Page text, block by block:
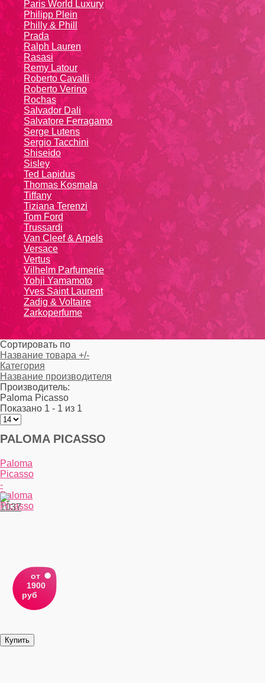
Paris World Luxury
Philipp Plein
Philly & Phill
Prada
Ralph Lauren
Rasasi
Remy Latour
Roberto Cavalli
Roberto Verino
Rochas
Salvador Dali
Salvatore Ferragamo
Serge Lutens
Sergio Tacchini
Shiseido
Sisley
Ted Lapidus
Thomas Kosmala
Tiffany
Tiziana Terenzi
Tom Ford
Trussardi
Van Cleef & Arpels
Versace
Vertus
Vilhelm Parfumerie
Yohji Yamamoto
Yvеs Sаint Lаurеnt
Zadig & Voltaire
Zarkoperfume
Сортировать по
Название товара +/-
Категория
Название производителя
Производитель:
Paloma Picasso
Показано 1 - 1 из 1
PALOMA PICASSO
Paloma
Picasso
-
Paloma
Picasso
от
1900
руб